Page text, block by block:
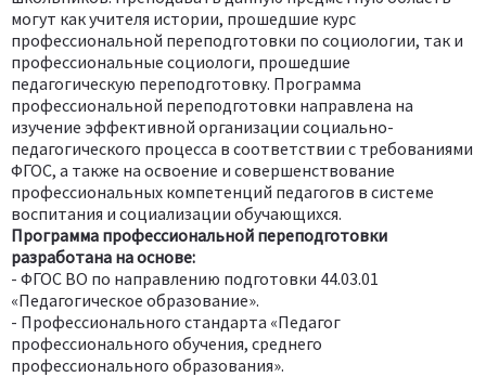
могут как учителя истории, прошедшие курс
профессиональной переподготовки по социологии, так и
профессиональные социологи, прошедшие
педагогическую переподготовку. Программа
профессиональной переподготовки направлена на
изучение эффективной организации социально-
педагогического процесса в соответствии с требованиями
ФГОС, а также на освоение и совершенствование
профессиональных компетенций педагогов в системе
воспитания и социализации обучающихся.
Программа профессиональной переподготовки
разработана на основе:
- ФГОС ВО по направлению подготовки 44.03.01
«Педагогическое образование».
- Профессионального стандарта «Педагог
профессионального обучения, среднего
профессионального образования».